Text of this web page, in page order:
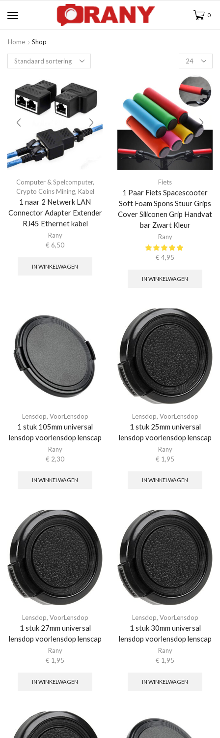
0
Home Shop
Computer & Spelcomputer,
Crypto Coins Mining, Kabel
1 naar 2 Netwerk LAN
Connector Adapter Extender
RJ45 Ethernet kabel
Rany
€ 6,50
IN WINKELWAGEN
Fiets
1 Paar Fiets Spacescooter
Soft Foam Spons Stuur Grips
Cover Siliconen Grip Handvat
bar Zwart Kleur
Rany
€ 4,95
IN WINKELWAGEN
Lensdop, VoorLensdop
1 stuk 105mm universal
lensdop voorlensdop lenscap
Rany
€ 2,30
IN WINKELWAGEN
Lensdop, VoorLensdop
1 stuk 25mm universal
lensdop voorlensdop lenscap
Rany
€ 1,95
IN WINKELWAGEN
Lensdop, VoorLensdop
1 stuk 27mm universal
lensdop voorlensdop lenscap
Rany
€ 1,95
IN WINKELWAGEN
Lensdop, VoorLensdop
1 stuk 30mm universal
lensdop voorlensdop lenscap
Rany
€ 1,95
IN WINKELWAGEN